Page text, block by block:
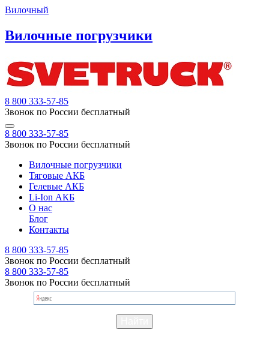
Вилочный
Вилочные погрузчики
8 800 333-57-85
Звонок по России бесплатный
8 800 333-57-85
Звонок по России бесплатный
Вилочные погрузчики
Тяговые АКБ
Гелевые АКБ
Li-Ion АКБ
О нас
Блог
Контакты
8 800 333-57-85
Звонок по России бесплатный
8 800 333-57-85
Звонок по России бесплатный